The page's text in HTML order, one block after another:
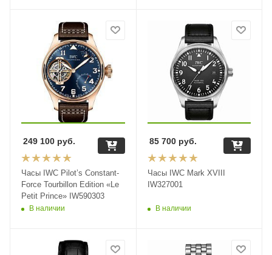
Часы IWC Pilot’s Constant-
Force Tourbillon Edition «Le
Petit Prince» IW590303
В наличии
249 100 руб.
Часы IWC Mark XVIII
IW327001
В наличии
85 700руб.